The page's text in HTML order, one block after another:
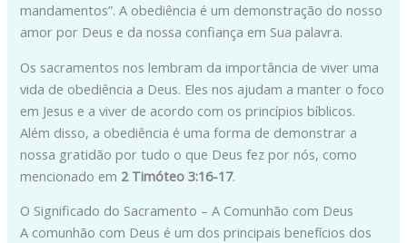
mandamentos”. A obediência é um demonstração do nosso
amor por Deus e da nossa confiança em Sua palavra.
Os sacramentos nos lembram da importância de viver uma
vida de obediência a Deus. Eles nos ajudam a manter o foco
em Jesus e a viver de acordo com os princípios bíblicos.
Além disso, a obediência é uma forma de demonstrar a
nossa gratidão por tudo o que Deus fez por nós, como
mencionado em 2 Timóteo 3:16-17.
O Significado do Sacramento – A Comunhão com Deus
A comunhão com Deus é um dos principais benefícios dos